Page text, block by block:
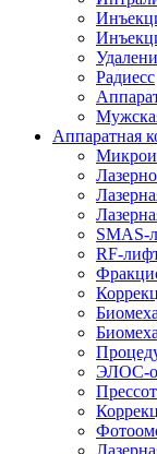
Радиесс
Аппаратная
SMAS-
RF-
ЭЛОС-